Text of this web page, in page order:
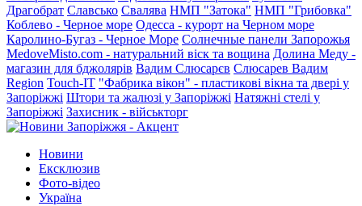
Драгобрат Славсько Свалява НМП "Затока" НМП "Грибовка"
Коблево - Черное море Одесса - курорт на Черном море
Каролино-Бугаз - Черное Море Солнечные панели Запорожья
MedoveMisto.com - натуральний віск та вощина Долина Меду -
магазин для бджолярів Вадим Слюсарєв Слюсарев Вадим
Region Touch-IT "Фабрика вікон" - пластикові вікна та двері у
Запоріжжі Штори та жалюзі у Запоріжжі Натяжні стелі у
Запоріжжі Захисник - військторг
Новини
Ексклюзив
Фото-відео
Україна